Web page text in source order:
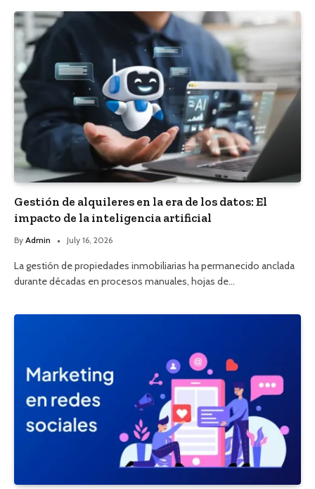
Gestión de alquileres en la era de los datos: El
impacto de la inteligencia artificial
By Admin July 16, 2026
La gestión de propiedades inmobiliarias ha permanecido anclada
durante décadas en procesos manuales, hojas de…